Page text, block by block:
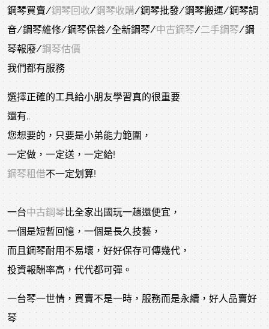
鋼琴買賣/鋼琴回收/鋼琴收購/鋼琴批發/鋼琴搬運/鋼琴調
音/鋼琴維修/鋼琴保養/全新鋼琴/中古鋼琴/二手鋼琴/鋼
琴報廢/鋼琴估價
我們都有服務
選擇正確的工具給小朋友學習真的很重要
還有..
您想要的，只要是小弟能力範圍，
一定做，一定送，一定給!
鋼琴租借不一定划算!
一台中古鋼琴比全家出國玩一趟還便宜，
一個是短暫回憶，一個是長久技藝，
而且鋼琴耐用不易壞，好好保存可傳幾代，
投資報酬率高，代代都可彈。
一台琴一世情，買賣不是一時，服務而是永續，好人品賣好
琴